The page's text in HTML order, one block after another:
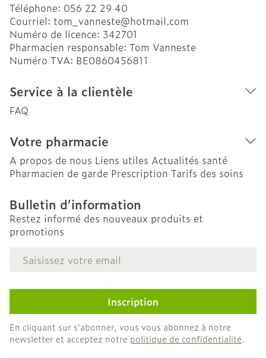
Téléphone: 056 22 29 40
Courriel: tom_vanneste@hotmail.com
Numéro de licence: 342701
Pharmacien responsable: Tom Vanneste
Numéro TVA: BE0860456811
Service à la clientèle
FAQ
Votre pharmacie
A propos de nous Liens utiles Actualités santé
Pharmacien de garde Prescription Tarifs des soins
Bulletin d’information
Restez informé des nouveaux produits et
promotions
Adresse mail
Inscription
En cliquant sur s'abonner, vous vous abonnez à notre
newsletter et acceptez notre politique de confidentialité.